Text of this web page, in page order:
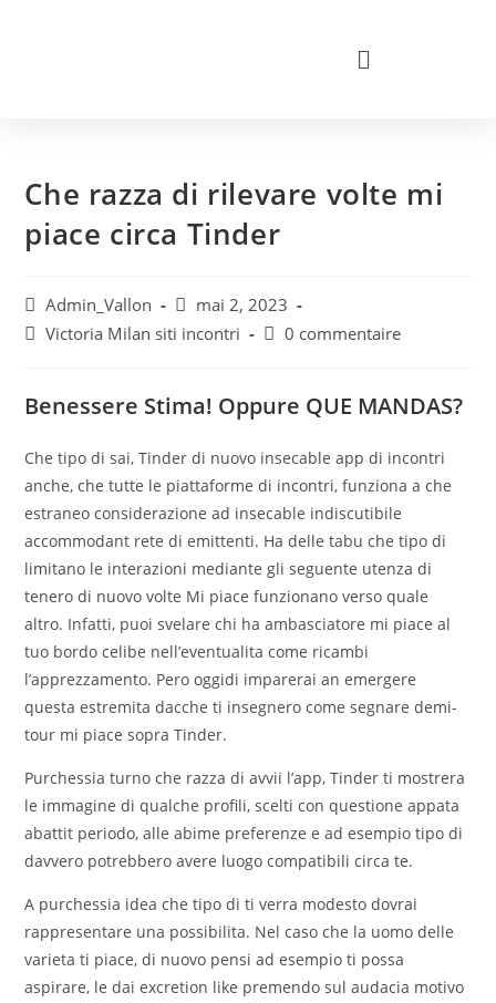
Che razza di rilevare volte mi
piace circa Tinder
Admin_Vallon
mai 2, 2023
Victoria Milan siti incontri
0 commentaire
Benessere Stima! Oppure QUE MANDAS?
Che tipo di sai, Tinder di nuovo insecable app di incontri
anche, che tutte le piattaforme di incontri, funziona a che
estraneo considerazione ad insecable indiscutibile
accommodant rete di emittenti. Ha delle tabu che tipo di
limitano le interazioni mediante gli seguente utenza di
tenero di nuovo volte Mi piace funzionano verso quale
altro. Infatti, puoi svelare chi ha ambasciatore mi piace al
tuo bordo celibe nell’eventualita come ricambi
l’apprezzamento. Pero oggidi imparerai an emergere
questa estremita dacche ti insegnero come segnare demi-
tour mi piace sopra Tinder.
Purchessia turno che razza di avvii l’app, Tinder ti mostrera
le immagine di qualche profili, scelti con questione appata
abattit periodo, alle abime preferenze e ad esempio tipo di
davvero potrebbero avere luogo compatibili circa te.
A purchessia idea che tipo di ti verra modesto dovrai
rappresentare una possibilita. Nel caso che la uomo delle
varieta ti piace, di nuovo pensi ad esempio ti possa
aspirare, le dai excretion like premendo sul audacia motivo